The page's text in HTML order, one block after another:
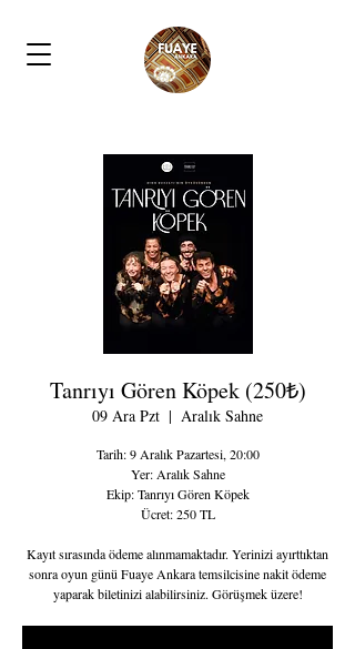
Tanrıyı Gören Köpek (250₺)
09 Ara Pzt
  |
Aralık Sahne
Tarih: 9 Aralık Pazartesi, 20:00
Yer: Aralık Sahne
Ekip: Tanrıyı Gören Köpek
Ücret: 250 TL
Kayıt sırasında ödeme alınmamaktadır. Yerinizi ayırttıktan
sonra oyun günü Fuaye Ankara temsilcisine nakit ödeme
yaparak biletinizi alabilirsiniz. Görüşmek üzere!